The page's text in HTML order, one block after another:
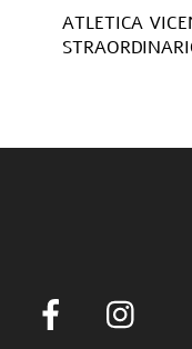
ATLETICA
Facebook